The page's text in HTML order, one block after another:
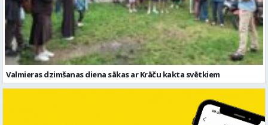
Valmieras dzimšanas diena sākas ar Krāču kakta svētkiem